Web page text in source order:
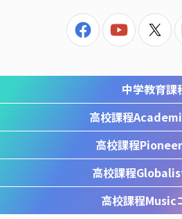
中学教育課
高校課程
高校課程
高校課程
高校課程Music